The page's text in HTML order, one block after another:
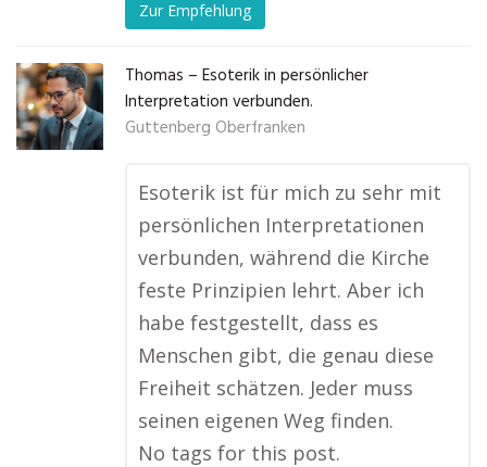
Zur Empfehlung
Thomas – Esoterik in persönlicher
Interpretation verbunden.
Guttenberg Oberfranken
Esoterik ist für mich zu sehr mit
persönlichen Interpretationen
verbunden, während die Kirche
feste Prinzipien lehrt. Aber ich
habe festgestellt, dass es
Menschen gibt, die genau diese
Freiheit schätzen. Jeder muss
seinen eigenen Weg finden.
No tags for this post.